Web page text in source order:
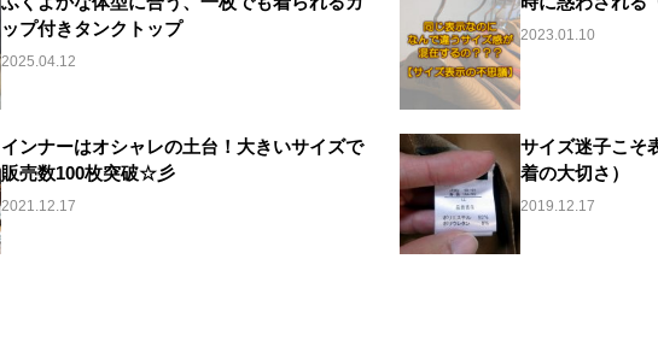
ップ付きタンクトップ
2025.04.12
2023.01.10
インナーはオシャレの土台！大きいサイズで
販売数100枚突破☆彡
2021.12.17
サイズ迷子こそ
着の大切さ）
2019.12.17